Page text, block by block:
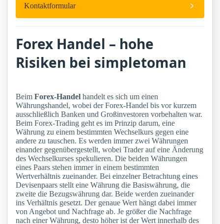
Kontaktformular
Forex Handel – hohe
Risiken bei simpletoman
Beim Forex-Handel handelt es sich um einen
Währungshandel, wobei der Forex-Handel bis vor kurzem
ausschließlich Banken und Großinvestoren vorbehalten war.
Beim Forex-Trading geht es im Prinzip darum, eine
Währung zu einem bestimmten Wechselkurs gegen eine
andere zu tauschen. Es werden immer zwei Währungen
einander gegenübergestellt, wobei Trader auf eine Änderung
des Wechselkurses spekulieren. Die beiden Währungen
eines Paars stehen immer in einem bestimmten
Wertverhältnis zueinander. Bei einzelner Betrachtung eines
Devisenpaars stellt eine Währung die Basiswährung, die
zweite die Bezugswährung dar. Beide werden zueinander
ins Verhältnis gesetzt. Der genaue Wert hängt dabei immer
von Angebot und Nachfrage ab. Je größer die Nachfrage
nach einer Währung, desto höher ist der Wert innerhalb des